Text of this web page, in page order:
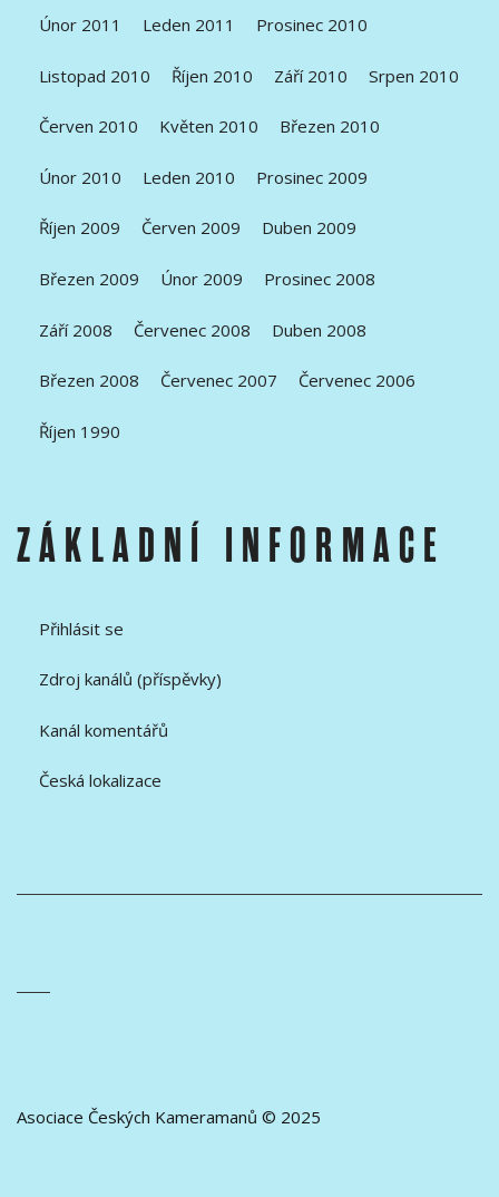
Únor 2011 Leden 2011 Prosinec 2010
Listopad 2010 Říjen 2010 Září 2010 Srpen 2010
Červen 2010 Květen 2010 Březen 2010
Únor 2010 Leden 2010 Prosinec 2009
Říjen 2009 Červen 2009 Duben 2009
Březen 2009 Únor 2009 Prosinec 2008
Září 2008 Červenec 2008 Duben 2008
Březen 2008 Červenec 2007 Červenec 2006
Říjen 1990
ZÁKLADNÍ INFORMACE
Přihlásit se
Zdroj kanálů (příspěvky)
Kanál komentářů
Česká lokalizace
Asociace Českých Kameramanů © 2025